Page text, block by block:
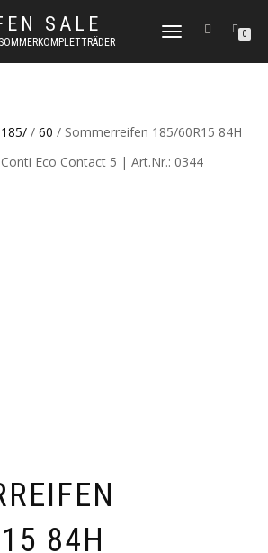
SALE
TOGGLE
0
185// 60 / Sommerreifen 185/60R15 84H
Eco Contact 5 | Art.Nr.: 0344
84H